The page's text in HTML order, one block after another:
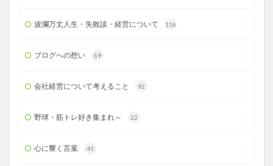
波瀾万丈人生・失敗談・経営について 116
ブログへの想い 69
会社経営について考えること 92
野球・筋トレ好き集まれ～ 22
心に響く言葉 41